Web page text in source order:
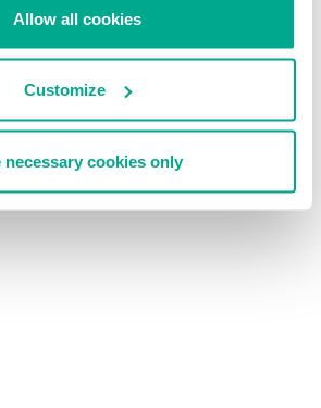
Allow all cookies
Customize
necessary cookies only
extensa. Si verificamos sólo los
específica, entonces este sería el Top 10 de
de víctimas: